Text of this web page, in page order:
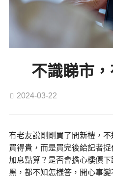
不識睇市
2024-03-22
有老友說剛剛買了間新樓，
買得貴，而是買完後給記者
加息點算？是否會擔心樓價
黑，都不知怎樣答，開心事